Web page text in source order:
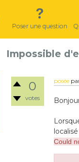
Poser une question
Impossible
0
votes
posée
Could